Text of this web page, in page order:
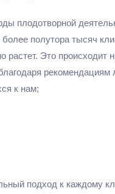
плодотворной
полутора тысяч
растет. Это происходит
рекомендациям
к нам;
подход к каждому